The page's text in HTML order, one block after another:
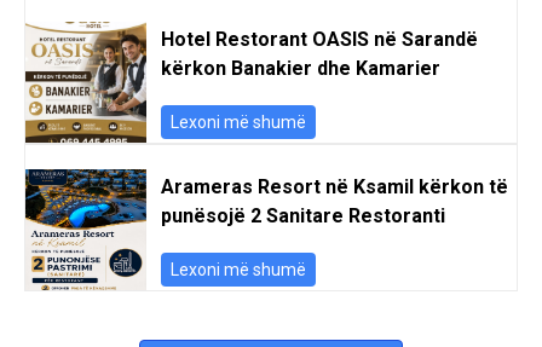
Hotel Restorant OASIS në Sarandë
kërkon Banakier dhe Kamarier
Lexoni më shumë
Arameras Resort në Ksamil kërkon të
punësojë 2 Sanitare Restoranti
Lexoni më shumë